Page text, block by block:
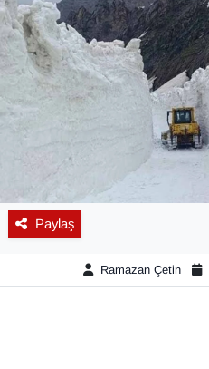
Paylaş
Ramazan Çetin
DÜNYA
EĞİTİM
EKONOMİ
Eleman
Emlak
En çok konuşulanlar